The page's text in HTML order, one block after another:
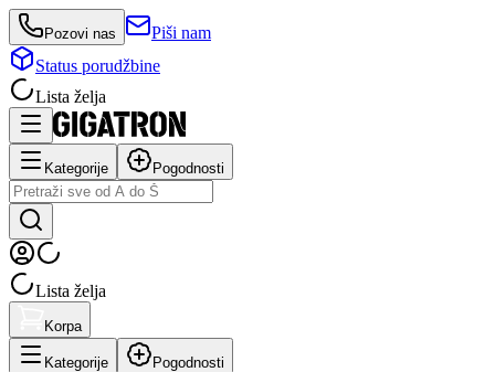
Pozovi nas
Piši nam
Status porudžbine
Lista želja
Kategorije Pogodnosti
Lista želja
Korpa
Kategorije Pogodnosti